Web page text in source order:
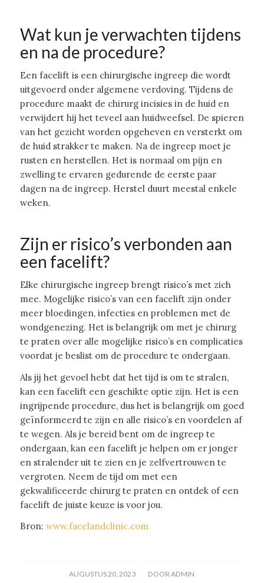
Wat kun je verwachten tijdens
en na de procedure?
Een facelift is een chirurgische ingreep die wordt
uitgevoerd onder algemene verdoving. Tijdens de
procedure maakt de chirurg incisies in de huid en
verwijdert hij het teveel aan huidweefsel. De spieren
van het gezicht worden opgeheven en versterkt om
de huid strakker te maken. Na de ingreep moet je
rusten en herstellen. Het is normaal om pijn en
zwelling te ervaren gedurende de eerste paar
dagen na de ingreep. Herstel duurt meestal enkele
weken.
Zijn er risico’s verbonden aan
een facelift?
Elke chirurgische ingreep brengt risico’s met zich
mee. Mogelijke risico’s van een facelift zijn onder
meer bloedingen, infecties en problemen met de
wondgenezing. Het is belangrijk om met je chirurg
te praten over alle mogelijke risico’s en complicaties
voordat je beslist om de procedure te ondergaan.
Als jij het gevoel hebt dat het tijd is om te stralen,
kan een facelift een geschikte optie zijn. Het is een
ingrijpende procedure, dus het is belangrijk om goed
geïnformeerd te zijn en alle risico’s en voordelen af
te wegen. Als je bereid bent om de ingreep te
ondergaan, kan een facelift je helpen om er jonger
en stralender uit te zien en je zelfvertrouwen te
vergroten. Neem de tijd om met een
gekwalificeerde chirurg te praten en ontdek of een
facelift de juiste keuze is voor jou.
Bron: www.facelandclinic.com
AUGUSTUS 20, 2023
/ DOORADMIN